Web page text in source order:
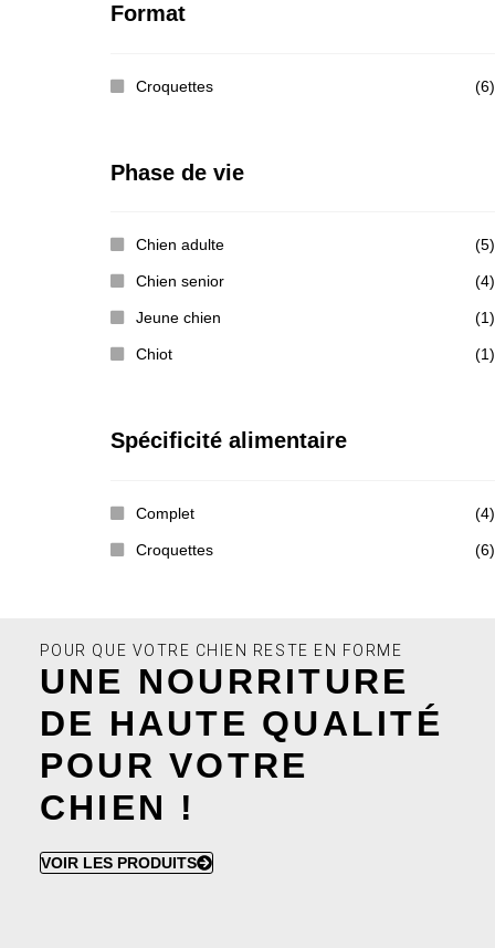
Format
Croquettes (6)
Phase de vie
Chien adulte (5)
Chien senior (4)
Jeune chien (1)
Chiot (1)
Spécificité alimentaire
Complet (4)
Croquettes (6)
POUR QUE VOTRE CHIEN RESTE EN FORME
UNE NOURRITURE
DE HAUTE QUALITÉ
POUR VOTRE
CHIEN !
VOIR LES PRODUITS